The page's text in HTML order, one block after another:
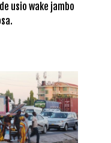
usio wake jambo